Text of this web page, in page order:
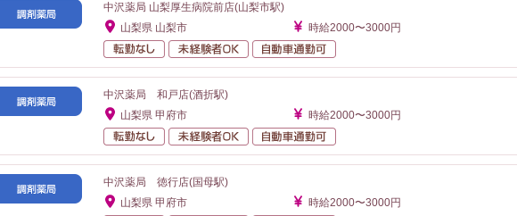
中沢薬局 山梨厚生病院前店(山梨市駅)
山梨県 山梨市
時給2000〜3000円
転勤なし
未経験者OK
中沢薬局 和戸店(酒折駅)
山梨県 甲府市
時給2000〜3000円
転勤なし
未経験者OK
中沢薬局 徳行店(国母駅)
山梨県 甲府市
時給2000〜3000円